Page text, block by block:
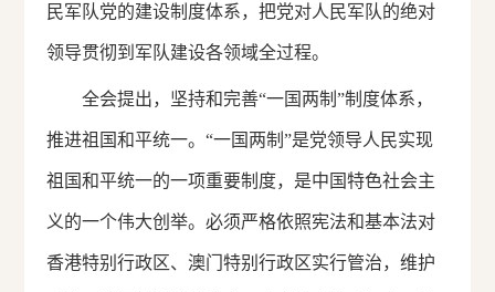
民军队党的建设制度体系，把党对人民军队的绝对
领导贯彻到军队建设各领域全过程。
全会提出，坚持和完善“一国两制”制度体系，
推进祖国和平统一。“一国两制”是党领导人民实现
祖国和平统一的一项重要制度，是中国特色社会主
义的一个伟大创举。必须严格依照宪法和基本法对
香港特别行政区、澳门特别行政区实行管治，维护